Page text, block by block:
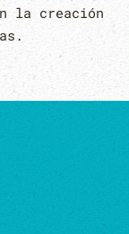
la creación